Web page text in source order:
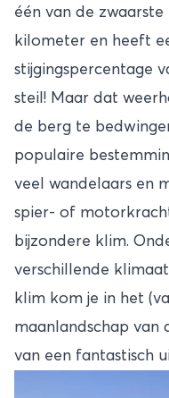
één van de zwaarste
kilometer en heeft
stijgingspercentage
steil! Maar dat
de berg te
populaire
veel wandelaars en
spier- of
bijzondere klim.
verschillende
klim kom je in het
maanlandschap van
van een fantastisch